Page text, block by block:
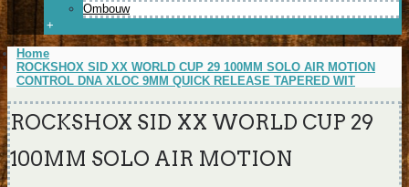
Ombouw
+
Home
ROCKSHOX SID XX WORLD CUP 29 100MM SOLO AIR MOTION
CONTROL DNA XLOC 9MM QUICK RELEASE TAPERED WIT
ROCKSHOX SID XX WORLD CUP 29
100MM SOLO AIR MOTION